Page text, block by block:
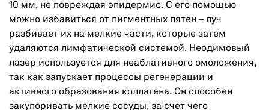
10 мм, не повреждая эпидермис. С его помощью
можно избавиться от пигментных пятен – луч
разбивает их на мелкие части, которые затем
удаляются лимфатической системой. Неодимовый
лазер используется для неаблативного омоложения,
так как запускает процессы регенерации и
активного образования коллагена. Он способен
закупоривать мелкие сосуды, за счет чего